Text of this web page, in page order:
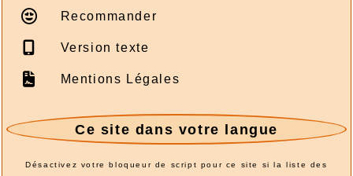
Recommander
Version texte
Mentions Légales
Ce site dans votre langue
Désactivez votre bloqueur de script pour ce site si la liste des